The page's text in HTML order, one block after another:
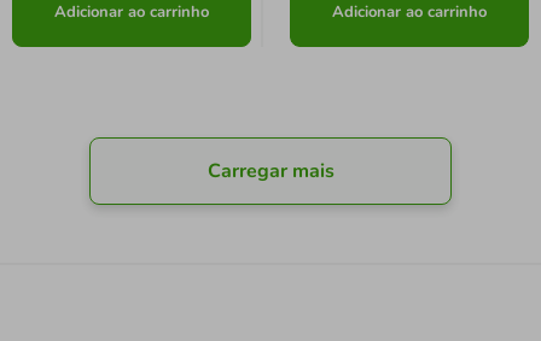
Adicionar ao carrinho Adicionar ao carrinho
Carregar mais